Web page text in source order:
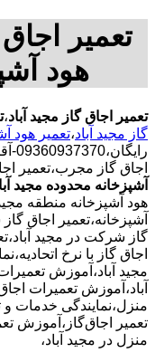
تعمیر اجاق
هود
تعمیر اجاق گاز مجید آباد،
گاز مجید آباد،تعمیر هود
اجاق گاز مجرب،تعمیر
آشپزخانه محدوده مجید
هود آشپزخانه منطقه مجید
آشپزخانه،تعمیر اجاق
گاز شرکت در مجید
اجاق گاز با نرخ
مجید آباد،آموزش
آباد،آموزش تعمیرات
منزل،نمایندگی خدمات و
تعمیر اجاق‌گاز،آموزش
منزل در مجید آباد،